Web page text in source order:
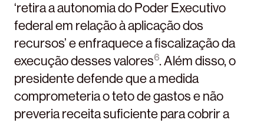
‘retira a autonomia do Poder Executivo
federal em relação à aplicação dos
recursos’ e enfraquece a fiscalização da
execução desses valores6. Além disso, o
presidente defende que a medida
comprometeria o teto de gastos e não
preveria receita suficiente para cobrir a